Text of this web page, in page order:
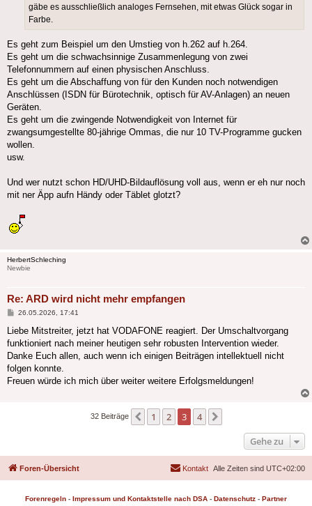
gäbe es ausschließlich analoges Fernsehen, mit etwas Glück sogar in
Farbe.
Es geht zum Beispiel um den Umstieg von h.262 auf h.264.
Es geht um die schwachsinnige Zusammenlegung von zwei
Telefonnummern auf einen physischen Anschluss.
Es geht um die Abschaffung von für den Kunden noch notwendigen
Anschlüssen (ISDN für Bürotechnik, optisch für AV-Anlagen) an neuen
Geräten.
Es geht um die zwingende Notwendigkeit von Internet für
zwangsumgestellte 80-jährige Ommas, die nur 10 TV-Programme gucken
wollen.
usw.
Und wer nutzt schon HD/UHD-Bildauflösung voll aus, wenn er eh nur noch
mit ner Äpp aufn Händy oder Täblet glotzt?
HerbertSchleching
Newbie
Re: ARD wird nicht mehr empfangen
Beitrag
26.05.2026, 17:41
Liebe Mitstreiter, jetzt hat VODAFONE reagiert. Der Umschaltvorgang
funktioniert nach meiner heutigen sehr robusten Intervention wieder.
Danke Euch allen, auch wenn ich einigen Beiträgen intellektuell nicht
folgen konnte.
Freuen würde ich mich über weiter weitere Erfolgsmeldungen!
32 Beiträge Vorherige
1 2 3 4
Gehe zu
Foren-Übersicht Alle Zeiten sind UTC+02:00
Kontakt
Forenregeln - Impressum und Kontaktstelle nach DSA - Datenschutz - Partner